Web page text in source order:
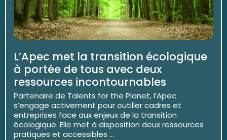
L’Apec met la transition écologique
à portée de tous avec deux
ressources incontournables
Partenaire de Talents for the Planet, l’Apec
s’engage activement pour outiller cadres et
entreprises face aux enjeux de la transition
écologique. Elle met à disposition deux ressources
pratiques et accessibles ...